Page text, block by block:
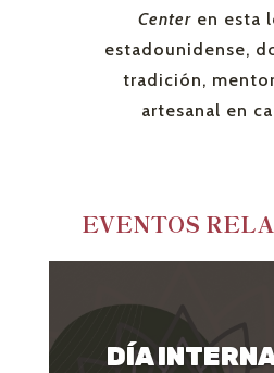
Center en esta
estadounidense,
tradición,
artesanal en
EVENTOS
DÍA